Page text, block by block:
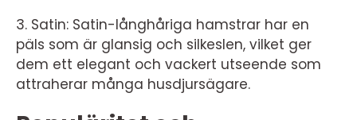
3. Satin: Satin-långhåriga hamstrar har en
päls som är glansig och silkeslen, vilket ger
dem ett elegant och vackert utseende som
attraherar många husdjursägare.